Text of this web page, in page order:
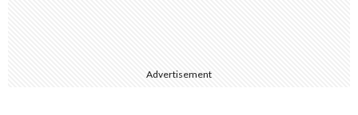
Advertisement